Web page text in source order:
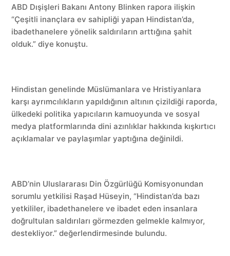
ABD Dışişleri Bakanı Antony Blinken rapora ilişkin
“Çeşitli inançlara ev sahipliği yapan Hindistan’da,
ibadethanelere yönelik saldırıların arttığına şahit
olduk.” diye konuştu.
Hindistan genelinde Müslümanlara ve Hristiyanlara
karşı ayrımcılıkların yapıldığının altının çizildiği raporda,
ülkedeki politika yapıcıların kamuoyunda ve sosyal
medya platformlarında dini azınlıklar hakkında kışkırtıcı
açıklamalar ve paylaşımlar yaptığına değinildi.
ABD’nin Uluslararası Din Özgürlüğü Komisyonundan
sorumlu yetkilisi Raşad Hüseyin, “Hindistan’da bazı
yetkililer, ibadethanelere ve ibadet eden insanlara
doğrultulan saldırıları görmezden gelmekle kalmıyor,
destekliyor.” değerlendirmesinde bulundu.